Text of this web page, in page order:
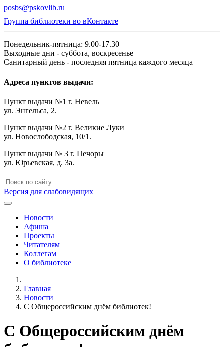
posbs@pskovlib.ru
Группа библиотеки во вКонтакте
Понедельник-пятница: 9.00-17.30
Выходные дни - суббота, воскресенье
Санитарный день - последняя пятница каждого месяца
Адреса пунктов выдачи:
Пункт выдачи №1 г. Невель
ул. Энгельса, 2.
Пункт выдачи №2 г. Великие Луки
ул. Новослободская, 10/1.
Пункт выдачи № 3 г. Печоры
ул. Юрьевская, д. 3а.
Версия для слабовидящих
Новости
Афиша
Проекты
Читателям
Коллегам
О библиотеке
Главная
Новости
С Общероссийским днём библиотек!
С Общероссийским днём